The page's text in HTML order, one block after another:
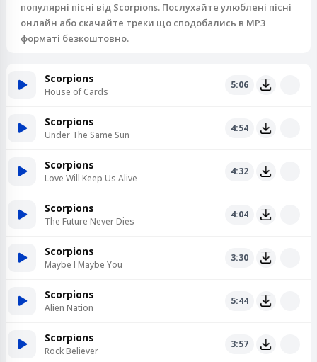
популярні пісні від Scorpions. Послухайте улюблені пісні
онлайн або скачайте треки що сподобались в MP3
форматі безкоштовно.
Scorpions
House of Cards
5:06
Scorpions
Under The Same Sun
4:54
Scorpions
Love Will Keep Us Alive
4:32
Scorpions
The Future Never Dies
4:04
Scorpions
Maybe I Maybe You
3:30
Scorpions
Alien Nation
5:44
Scorpions
Rock Believer
3:57